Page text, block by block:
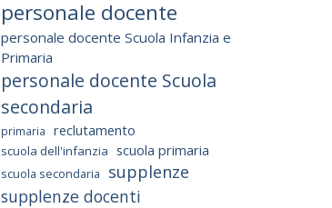
personale docente
personale docente Scuola Infanzia e
Primaria
personale docente Scuola
secondaria
primaria reclutamento
scuola dell'infanzia scuola primaria
scuola secondaria
supplenze
supplenze docenti